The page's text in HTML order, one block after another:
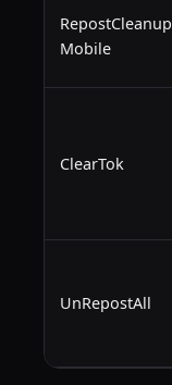
RepostCleanup
Mobile
ClearTok
UnRepostAll